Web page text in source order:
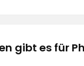
gibt es für